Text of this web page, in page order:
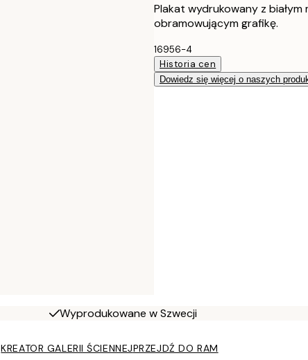
Plakat wydrukowany z białym
obramowującym grafikę.
16956-4
Historia cen
Dowiedz się więcej o naszych
Wyprodukowane w Szwecji
KREATOR GALERII ŚCIENNEJPRZEJDŹ DO RAM